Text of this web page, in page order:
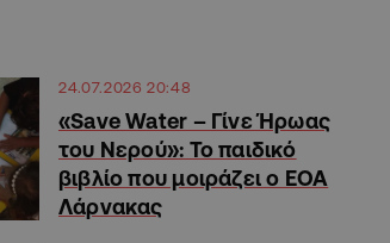
24.07.2026 20:48
«Save Water – Γίνε Ήρωας
του Νερού»: Το παιδικό
βιβλίο που μοιράζει ο ΕΟΑ
Λάρνακας